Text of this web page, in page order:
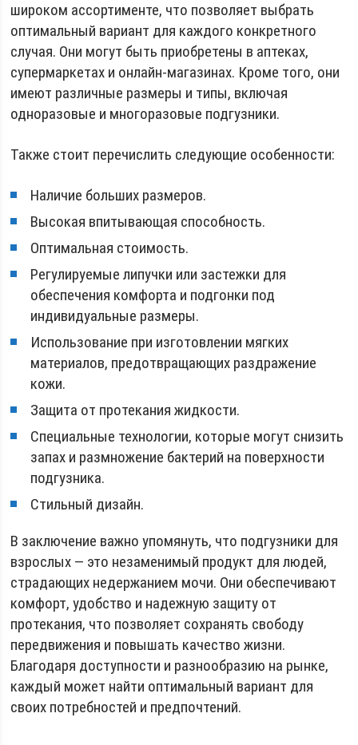
широком ассортименте, что позволяет выбрать
оптимальный вариант для каждого конкретного
случая. Они могут быть приобретены в аптеках,
супермаркетах и онлайн-магазинах. Кроме того, они
имеют различные размеры и типы, включая
одноразовые и многоразовые подгузники.
Также стоит перечислить следующие особенности:
Наличие больших размеров.
Высокая впитывающая способность.
Оптимальная стоимость.
Регулируемые липучки или застежки для
обеспечения комфорта и подгонки под
индивидуальные размеры.
Использование при изготовлении мягких
материалов, предотвращающих раздражение
кожи.
Защита от протекания жидкости.
Специальные технологии, которые могут снизить
запах и размножение бактерий на поверхности
подгузника.
Стильный дизайн.
В заключение важно упомянуть, что подгузники для
взрослых — это незаменимый продукт для людей,
страдающих недержанием мочи. Они обеспечивают
комфорт, удобство и надежную защиту от
протекания, что позволяет сохранять свободу
передвижения и повышать качество жизни.
Благодаря доступности и разнообразию на рынке,
каждый может найти оптимальный вариант для
своих потребностей и предпочтений.